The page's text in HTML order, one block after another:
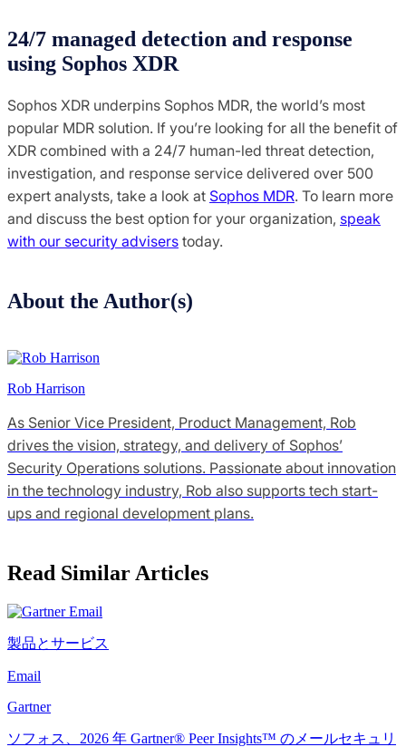
24/7 managed detection and response
using Sophos XDR
Sophos XDR underpins Sophos MDR, the world’s most
popular MDR solution. If you’re looking for all the benefit of
XDR combined with a 24/7 human-led threat detection,
investigation, and response service delivered over 500
expert analysts, take a look at Sophos MDR. To learn more
and discuss the best option for your organization, speak
with our security advisers today.
About the Author(s)
Rob Harrison
As Senior Vice President, Product Management, Rob
drives the vision, strategy, and delivery of Sophos’
Security Operations solutions. Passionate about innovation
in the technology industry, Rob also supports tech start-
ups and regional development plans.
Read Similar Articles
製品とサービス
Email
Gartner
ソフォス、2026 年 Gartner® Peer Insights™ のメールセキュリ